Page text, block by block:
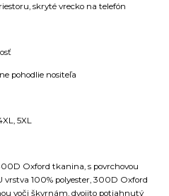
skryté vrecko na telefón
pohodlie nositeľa
5XL
Oxford tkanina, s povrchovou
100% polyester, 300D Oxford
voči škvrnám, dvojito potiahnutý